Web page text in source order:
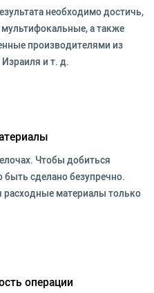
необходимо достичь,
а также
производителями из
и т. д.
Чтобы добиться
быть сделано безупречно.
расходные материалы только
операции